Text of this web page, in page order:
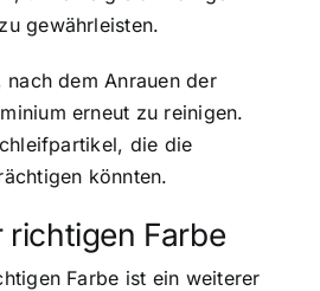
gewährleisten.
dem Anrauen der
erneut zu reinigen.
die die
könnten.
richtigen Farbe
Farbe ist ein weiterer